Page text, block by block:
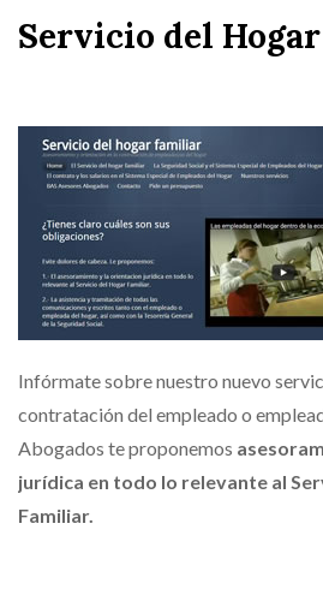
Servicio del
Infórmate sobre nuestro nuevo
contratación del empleado o
Abogados te proponemos
jurídica en todo lo relevante al
Familiar.